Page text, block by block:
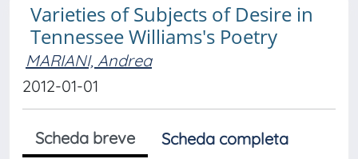
Varieties of Subjects of Desire in
Tennessee Williams's Poetry
MARIANI, Andrea
2012-01-01
Scheda breve
Scheda completa